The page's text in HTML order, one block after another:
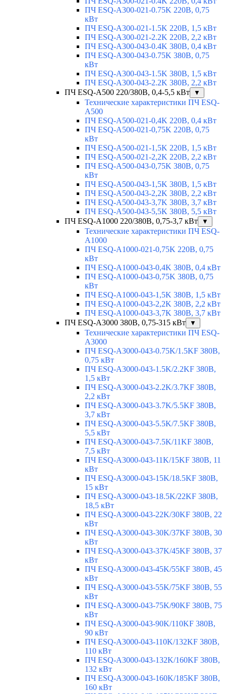
ПЧ ESQ-A300-021-0.75K 220В, 0,75
кВт
ПЧ ESQ-A300-021-1.5K 220В, 1,5 кВт
ПЧ ESQ-A300-021-2.2K 220В, 2,2 кВт
ПЧ ESQ-A300-043-0.4K 380В, 0,4 кВт
ПЧ ESQ-A300-043-0.75K 380В, 0,75
кВт
ПЧ ESQ-A300-043-1.5K 380В, 1,5 кВт
ПЧ ESQ-A300-043-2.2K 380В, 2,2 кВт
ПЧ ESQ-A500 220/380В, 0,4-5,5 кВт
▼
Технические характеристики ПЧ ESQ-
A500
ПЧ ESQ-A500-021-0,4K 220В, 0,4 кВт
ПЧ ESQ-A500-021-0,75K 220В, 0,75
кВт
ПЧ ESQ-A500-021-1,5K 220В, 1,5 кВт
ПЧ ESQ-A500-021-2,2K 220В, 2,2 кВт
ПЧ ESQ-A500-043-0,75K 380В, 0,75
кВт
ПЧ ESQ-A500-043-1,5K 380В, 1,5 кВт
ПЧ ESQ-A500-043-2,2K 380В, 2,2 кВт
ПЧ ESQ-A500-043-3,7K 380В, 3,7 кВт
ПЧ ESQ-A500-043-5,5K 380В, 5,5 кВт
ПЧ ESQ-A1000 220/380В, 0,75-3,7 кВт
▼
Технические характеристики ПЧ ESQ-
A1000
ПЧ ESQ-A1000-021-0,75K 220В, 0,75
кВт
ПЧ ESQ-A1000-043-0,4K 380В, 0,4 кВт
ПЧ ESQ-A1000-043-0,75K 380В, 0,75
кВт
ПЧ ESQ-A1000-043-1,5K 380В, 1,5 кВт
ПЧ ESQ-A1000-043-2,2K 380В, 2,2 кВт
ПЧ ESQ-A1000-043-3,7K 380В, 3,7 кВт
ПЧ ESQ-A3000 380В, 0,75-315 кВт
▼
Технические характеристики ПЧ ESQ-
A3000
ПЧ ESQ-A3000-043-0.75K/1.5KF 380В,
0,75 кВт
ПЧ ESQ-A3000-043-1.5K/2.2KF 380В,
1,5 кВт
ПЧ ESQ-A3000-043-2.2K/3.7KF 380В,
2,2 кВт
ПЧ ESQ-A3000-043-3.7K/5.5KF 380В,
3,7 кВт
ПЧ ESQ-A3000-043-5.5K/7.5KF 380В,
5,5 кВт
ПЧ ESQ-A3000-043-7.5K/11KF 380В,
7,5 кВт
ПЧ ESQ-A3000-043-11K/15KF 380В, 11
кВт
ПЧ ESQ-A3000-043-15K/18.5KF 380В,
15 кВт
ПЧ ESQ-A3000-043-18.5K/22KF 380В,
18,5 кВт
ПЧ ESQ-A3000-043-22K/30KF 380В, 22
кВт
ПЧ ESQ-A3000-043-30K/37KF 380В, 30
кВт
ПЧ ESQ-A3000-043-37K/45KF 380В, 37
кВт
ПЧ ESQ-A3000-043-45K/55KF 380В, 45
кВт
ПЧ ESQ-A3000-043-55K/75KF 380В, 55
кВт
ПЧ ESQ-A3000-043-75K/90KF 380В, 75
кВт
ПЧ ESQ-A3000-043-90K/110KF 380В,
90 кВт
ПЧ ESQ-A3000-043-110K/132KF 380В,
110 кВт
ПЧ ESQ-A3000-043-132K/160KF 380В,
132 кВт
ПЧ ESQ-A3000-043-160K/185KF 380В,
160 кВт